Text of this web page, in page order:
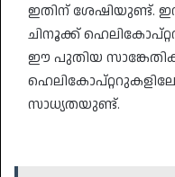
ഇതിന് ശേഷിയുണ്ട്.
ചിനൂക്ക്
ഈ പുതിയ
സാധ്യതയുണ്ട്.